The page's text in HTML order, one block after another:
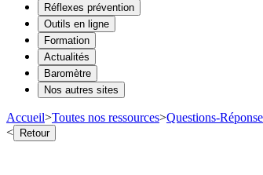
Réflexes prévention
Outils en ligne
Formation
Actualités
Baromètre
Nos autres sites
Accueil>Toutes nos ressources>Questions-
< Retour